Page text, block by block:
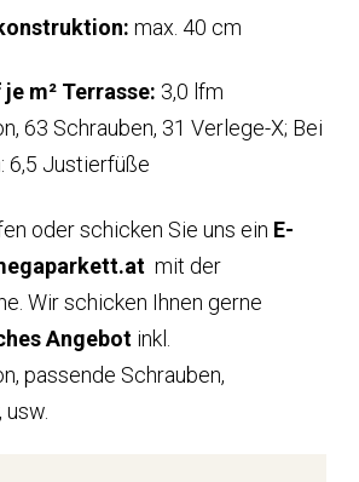
max. 40 cm
m² Terrasse: 3,0 lfm
63 Schrauben, 31 Verlege-X; Bei
6,5 Justierfüße
oder schicken Sie uns ein E-
mit der
Wir schicken Ihnen gerne
Angebotinkl.
passende Schrauben,